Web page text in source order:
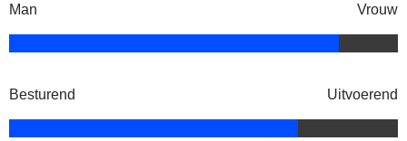
Man Vrouw
Besturend Uitvoerend